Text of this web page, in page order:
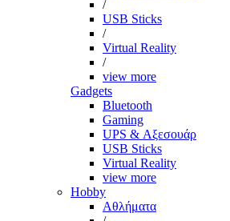
/
USB Sticks
/
Virtual Reality
/
view more
Gadgets
Bluetooth
Gaming
UPS & Αξεσουάρ
USB Sticks
Virtual Reality
view more
Hobby
Αθλήματα